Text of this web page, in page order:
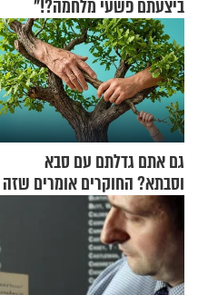
ביצעתם פשעי מלחמה?!"
גם אתם גדלתם עם סבא
וסבתא? החוקרים אומרים שזה
מתכון מנצח